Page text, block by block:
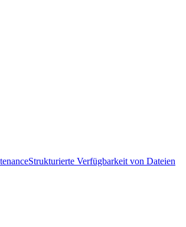
Strukturierte Verfügbarkeit von Dateien